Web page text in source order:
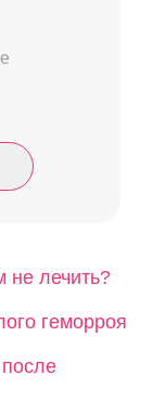
не лечить?
геморроя